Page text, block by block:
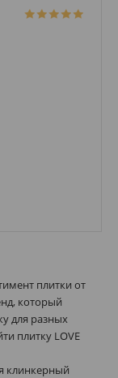
плитки от
который
для разных
плитку LOVE
клинкерный